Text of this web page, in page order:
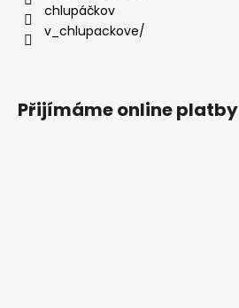
chlupáčkov
v_chlupackove/
Přijímáme online platby